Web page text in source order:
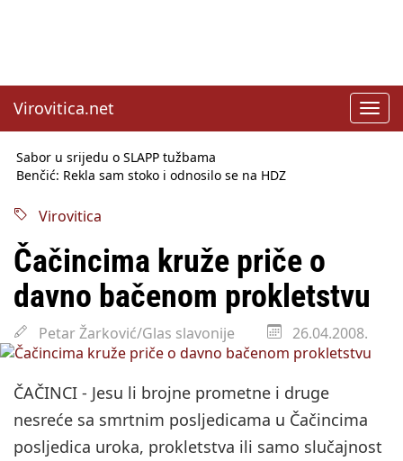
Virovitica.net
Sabor u srijedu o SLAPP tužbama
Benčić: Rekla sam stoko i odnosilo se na HDZ
godine
najavio za jesen
Državni tajnik Rukavina: Hrvatska ima 3,6 milijuna birača
HŽ Infrastruktura: Nesreće na željezničkim prijelazima
prepolovljene
Državni inspektorat opozvao Barebells pločicu - soft protein
bar Coco Choco
Virovitica
Čačincima kruže priče o
davno bačenom prokletstvu
Petar Žarković/Glas slavonije 26.04.2008.
ČAČINCI - Jesu li brojne prometne i druge
nesreće sa smrtnim posljedicama u Čačincima
posljedica uroka, prokletstva ili samo slučajnost